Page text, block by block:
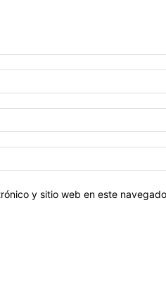
y sitio web en este